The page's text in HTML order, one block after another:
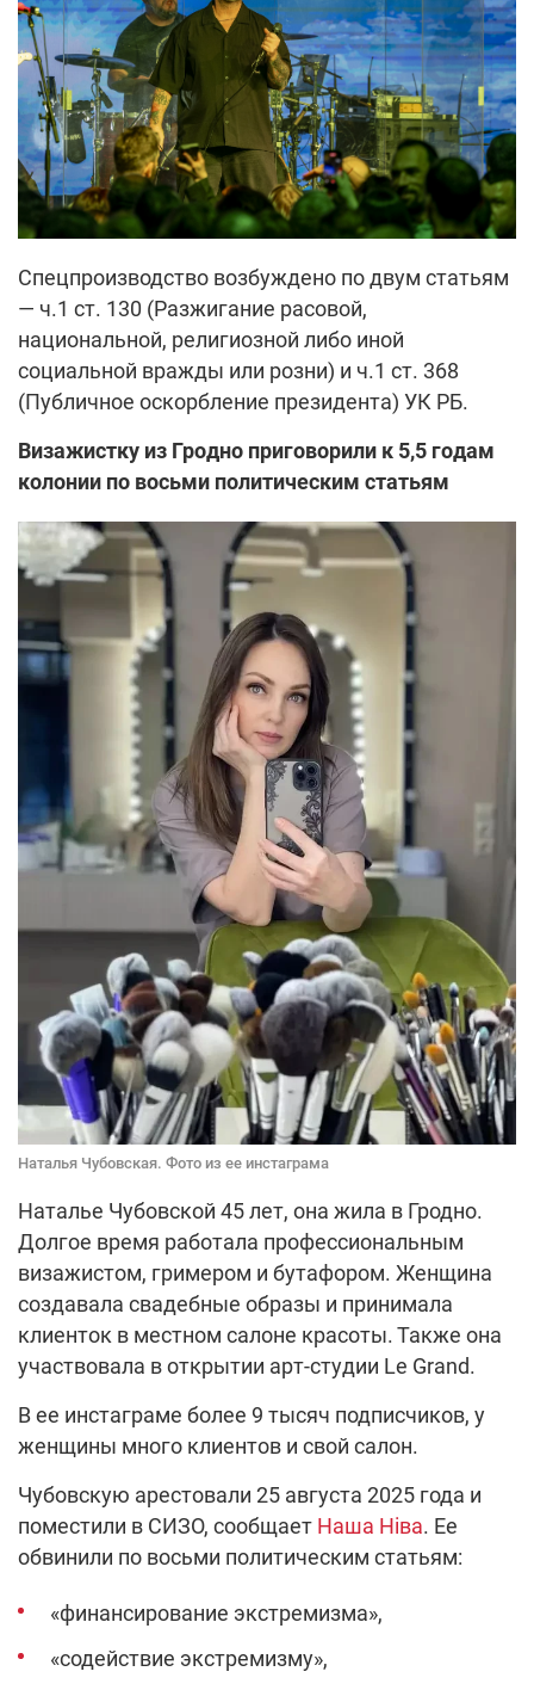
Спецпроизводство возбуждено по двум статьям
— ч.1 ст. 130 (Разжигание расовой,
национальной, религиозной либо иной
социальной вражды или розни) и ч.1 ст. 368
(Публичное оскорбление президента) УК РБ.
Визажистку из Гродно приговорили к 5,5 годам
колонии по восьми политическим статьям
Наталья Чубовская. Фото из ее инстаграма
Наталье Чубовской 45 лет, она жила в Гродно.
Долгое время работала профессиональным
визажистом, гримером и бутафором. Женщина
создавала свадебные образы и принимала
клиенток в местном салоне красоты. Также она
участвовала в открытии арт-студии Le Grand.
В ее инстаграме более 9 тысяч подписчиков, у
женщины много клиентов и свой салон.
Чубовскую арестовали 25 августа 2025 года и
поместили в СИЗО, сообщает Наша Ніва. Ее
обвинили по восьми политическим статьям:
«финансирование экстремизма»,
«содействие экстремизму»,